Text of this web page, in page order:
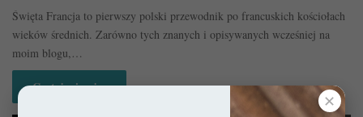
Święta Francja to pierwszy polski przewodnik po francuskich kościołach
wieków średnich. Zarówno tych znanych i opisywanych wcześniej na
moim blogu,…
Czytaj więcej »
✕